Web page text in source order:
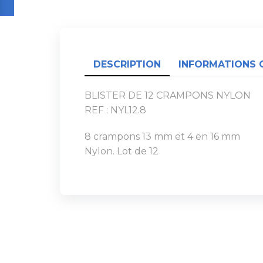
DESCRIPTION INFORMATIONS
BLISTER DE 12 CRAMPONS NYLON
REF : NYL12.8
8 crampons 13 mm et 4 en 16 mm
Nylon. Lot de 12